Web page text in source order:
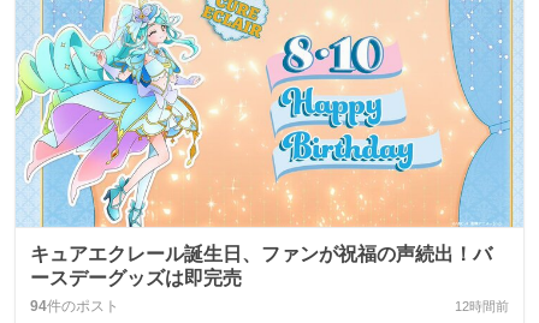
キュアエクレール誕生日、ファンが祝福の声続出！バ
ースデーグッズは即完売
94件のポスト 12時間前